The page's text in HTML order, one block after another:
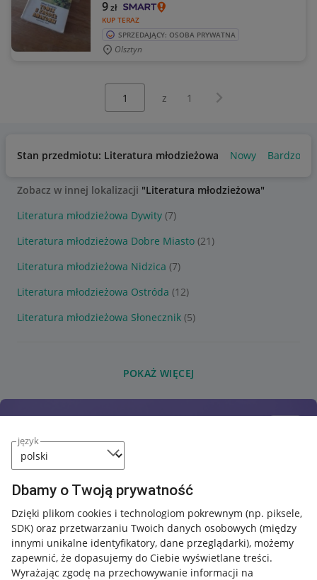
język
Dbamy o Twoją prywatność
Dzięki plikom cookies i technologiom pokrewnym (np. piksele,
SDK) oraz przetwarzaniu Twoich danych osobowych (między
innymi unikalne identyfikatory, dane przeglądarki), możemy
zapewnić, że dopasujemy do Ciebie wyświetlane treści.
Wyrażając zgodę na przechowywanie informacji na
KUP TERAZ
9zł
SPRZEDAJĄCY: OSOBA PRYWATNA
Olsztyn
z 1 Następna strona
Stan przedmiotu: Literatura młodzieżowa Nowy Bardzo
Zobacz w innej lokalizacji "Literatura młodzieżowa"
Literatura młodzieżowa Dywity (7)
Literatura młodzieżowa Dobre Miasto (21)
Literatura młodzieżowa Nidzica (7)
Literatura młodzieżowa Ostróda (12)
Literatura młodzieżowa Słonecznik (5)
POKAŻ WIĘCEJ